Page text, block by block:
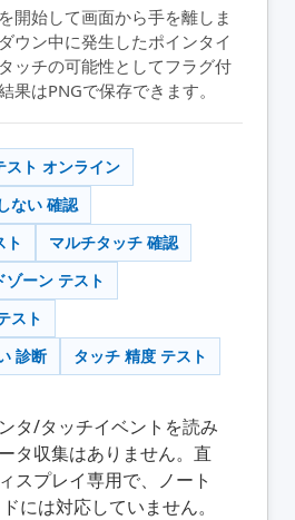
開始して画面から手を離しま
ウン中に発生したポインタイ
ッチの可能性としてフラグ付
果はPNGで保存できます。
スト オンライン
ない 確認
ト
マルチタッチ 確認
ゾーン テスト
スト
診断
タッチ 精度 テスト
タ/タッチイベントを読み
タ収集はありません。直
スプレイ専用で、ノート
には対応していません。